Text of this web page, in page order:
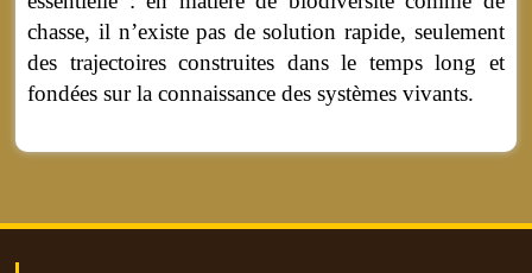
chasse, il n’existe pas de solution rapide, seulement
des trajectoires construites dans le temps long et
fondées sur la connaissance des systèmes vivants.